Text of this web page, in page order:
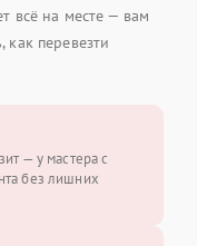
всё на месте — вам
перевезти
— у мастера с
без лишних